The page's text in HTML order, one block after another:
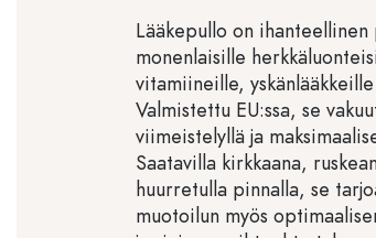
Lääkepullo on ihanteellinen
monenlaisille
vitamiineille,
Valmistettu EU:ssa, se
viimeistelyllä ja
Saatavilla kirkkaana,
huurretulla pinnalla, se
muotoilun myös